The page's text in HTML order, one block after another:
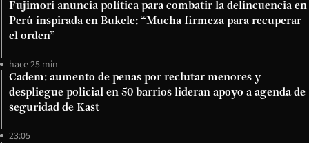
Fujimori anuncia política para combatir la delincuencia en
Perú inspirada en Bukele: “Mucha firmeza para recuperar
el orden”
hace 25 min
Cadem: aumento de penas por reclutar menores y
despliegue policial en 50 barrios lideran apoyo a agenda de
seguridad de Kast
23:05